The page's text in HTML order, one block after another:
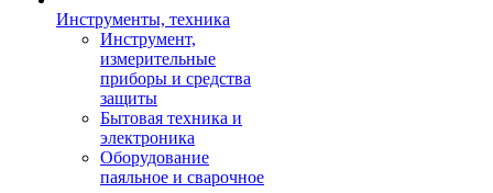
Инструменты, техника
Инструмент,
измерительные
приборы и средства
защиты
Бытовая техника и
электроника
Оборудование
паяльное и сварочное